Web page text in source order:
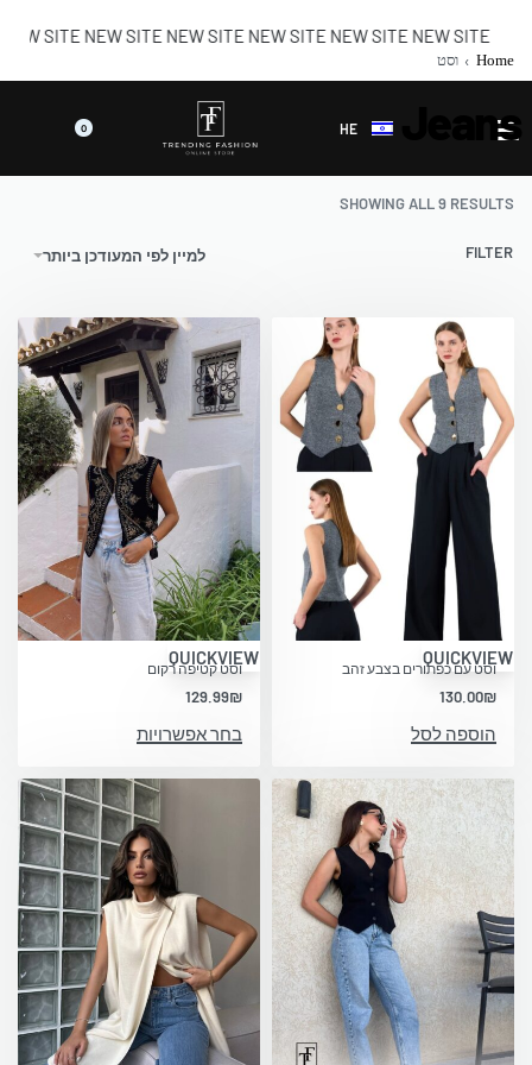
NEW SITE NEW SITE NEW SITE NEW SITE NEW SITE
HE
0
Home
› וסט
Jeans
SHOWING ALL 9 RESULTS
למיין לפי המעודכן ביותר FILTER
QUICKVIEW
וסט עם כפתורים בצבע זהב
130.00₪
הוספה לסל
QUICKVIEW
וסט קטיפה רקום
129.99₪
בחר אפשרויות